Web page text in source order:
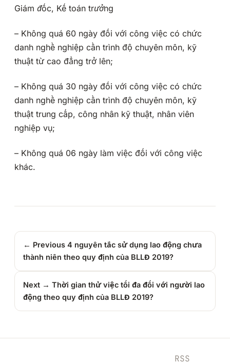
Giám đốc, Kế toán trưởng
– Không quá 60 ngày đối với công việc có chức
danh nghề nghiệp cần trình độ chuyên môn, kỹ
thuật từ cao đẳng trở lên;
– Không quá 30 ngày đối với công việc có chức
danh nghề nghiệp cần trình độ chuyên môn, kỹ
thuật trung cấp, công nhân kỹ thuật, nhân viên
nghiệp vụ;
– Không quá 06 ngày làm việc đối với công việc
khác.
← Previous 4 nguyên tắc sử dụng lao động chưa
thành niên theo quy định của BLLĐ 2019?
Next → Thời gian thử việc tối đa đối với người lao
động theo quy định của BLLĐ 2019?
RSS